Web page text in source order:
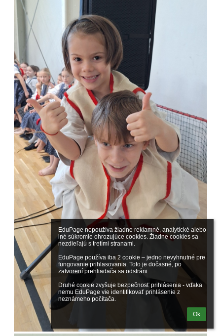
EduPage nepoužíva žiadne reklamné, analytické alebo
iné súkromie ohrozujúce cookies. Žiadne cookies sa
nezdieľajú s tretími stranami.
EduPage používa iba 2 cookie – jedno nevyhnutné pre
fungovanie prihlasovania. Toto je dočasné, po
zatvorení prehliadača sa odstráni.
Druhé cookie zvyšuje bezpečnosť prihlásenia - vďaka
nemu EduPage vie identifikovať prihlásenie z
neznámeho počítača.
Ok